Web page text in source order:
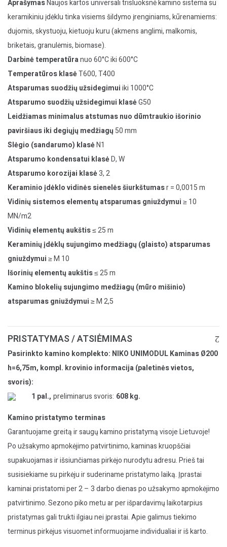
AprašymasNaujos kartos universali trisluoksnė kamino sistema su
keramikiniu įdėklu tinka visiems šildymo įrenginiams, kūrenamiems:
dujomis, skystuoju, kietuoju kuru (akmens anglimi, malkomis,
briketais, granulėmis, biomase).
Darbinė temperatūranuo 60°C iki 600°C
Temperatūros klasėT600, T400
Atsparumas suodžių užsidegimuiiki 1000°C
Atsparumo suodžių užsidegimui klasėG50
Leidžiamas minimalus atstumas nuo dūmtraukio išorinio
paviršiaus iki degiųjų medžiagų 50 mm
Slėgio (sandarumo) klasėN1
Atsparumo kondensatui klasėD, W
Atsparumo korozijai klasė3, 2
Keraminio įdėklo vidinės sienelės šiurkštumasr = 0,0015 m
Vidinių sistemos elementų atsparumas gniuždymui≥ 10
MN/m2
Vidinių elementų aukštis≤ 25 m
Keraminių įdėklų sujungimo medžiagų (glaisto) atsparumas
gniuždymui≥ M 10
Išorinių elementų aukštis≤ 25 m
Kamino blokelių sujungimo medžiagų (mūro mišinio)
atsparumas gniuždymui≥ M 2,5
PRISTATYMAS / ATSIĖMIMAS
Pasirinkto kamino komplekto: NIKO UNIMODUL Kaminas Ø200
h=6,75m, kompl. krovinio informacija (paletinės vietos,
svoris):
1 pal., preliminarus svoris: 608 kg.
Kamino pristatymo terminas
Garantuojame greitą ir saugų kamino pristatymą visoje Lietuvoje!
Po užsakymo apmokėjimo patvirtinimo, kaminas kruopščiai
supakuojamas ir išsiunčiamas pirkėjo nurodytu adresu. Prieš tai
susisiekiame su pirkėju ir suderiname pristatymo laiką. Įprastai
kaminai pristatomi per 2 – 3 darbo dienas po užsakymo apmokėjimo
patvirtinimo. Sezono piko metu ar per išpardavimų laikotarpius
pristatymas gali trukti ilgiau nei įprastai. Apie galimus tiekimo
terminus pirkėjus visuomet informuojame individualiai ir iš karto.